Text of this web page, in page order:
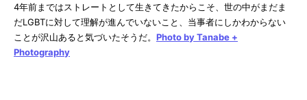
4年前まではストレートとして生きてきたからこそ、世の中がまだま
だLGBTに対して理解が進んでいないこと、当事者にしかわからない
ことが沢山あると気づいたそうだ。 Photo by Tanabe +
Photography